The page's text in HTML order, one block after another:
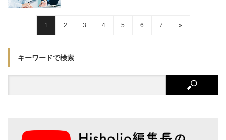
1 2 3 4 5 6 7 »
キーワードで検索